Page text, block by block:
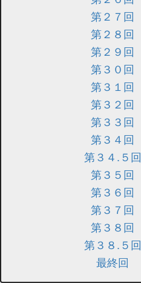
第２７回
第２８回
第２９回
第３０回
第３１回
第３２回
第３３回
第３４回
第３４.５回
第３５回
第３６回
第３７回
第３８回
第３８.５回
最終回